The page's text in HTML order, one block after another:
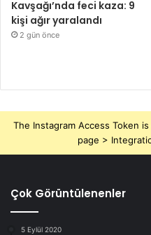
Kavşağı’nda feci kaza: 9
kişi ağır yaralandı
2 gün önce
The Instagram Access Token
page >
Çok Görüntülenenler
5 Eylül 2020